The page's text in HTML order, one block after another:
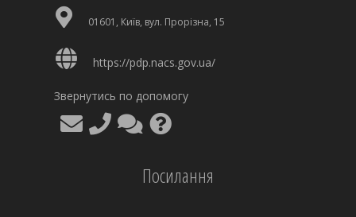
01601, Київ, вул. Прорізна, 15
https://pdp.nacs.gov.ua/
Звернутись по допомогу
Посилання